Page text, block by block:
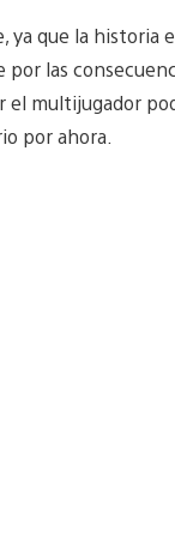
que la historia
las
el multijugador
por ahora.